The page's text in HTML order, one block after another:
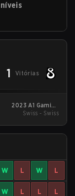
1 Vitórias
2023 A1 Gaming
League Season 7
Swiss - Swiss
W L W L
W L L L